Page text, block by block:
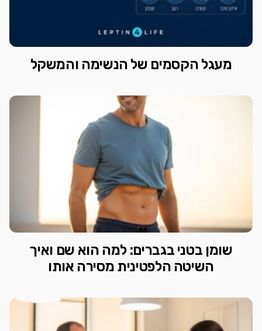
מעגל הקסמים של הנשימה והמשקל
שומן בטני בגברים: למה הוא שם ואיך
השיטה הלפטינית מסירה אותו